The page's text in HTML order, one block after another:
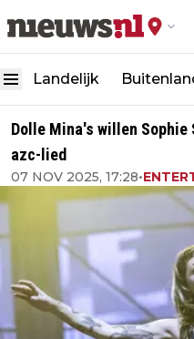
Landelijk
Dolle Mina's willen
azc-lied
07 NOV 2025, 17:28•